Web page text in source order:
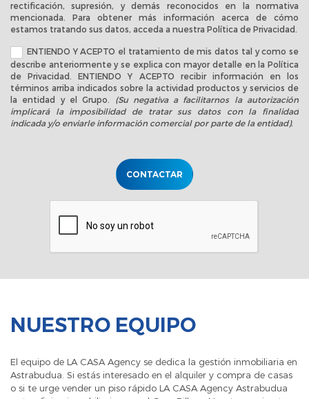
rectificación, supresión, y demás reconocidos en la normativa
mencionada. Para obtener más información acerca de cómo
estamos tratando sus datos, acceda a nuestra Política de Privacidad .
ENTIENDO Y ACEPTO el tratamiento de mis datos tal y como se
describe anteriormente y se explica con mayor detalle en la Política
de Privacidad . ENTIENDO Y ACEPTO recibir información en los
términos arriba indicados sobre la actividad productos y servicios de
la entidad y el Grupo.
(Su negativa a facilitarnos la autorización
implicará la imposibilidad de tratar sus datos con la finalidad
indicada y/o enviarle información comercial por parte de la entidad).
CONTACTAR
NUESTRO EQUIPO
El equipo de LA CASA Agency se dedica la gestión inmobiliaria en
Astrabudua. Si estás interesado en el alquiler y compra de casas
o si te urge vender un piso rápido LA CASA Agency Astrabudua